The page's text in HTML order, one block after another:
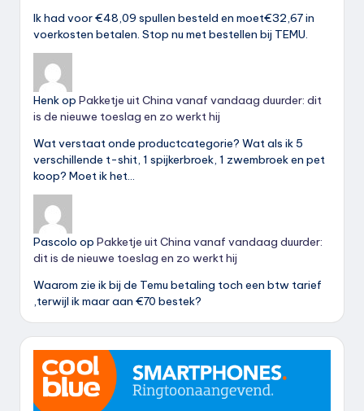
Ik had voor €48,09 spullen besteld en moet€32,67 in
voerkosten betalen. Stop nu met bestellen bij TEMU.
Henkop Pakketje uit China vanaf vandaag duurder: dit
is de nieuwe toeslag en zo werkt hij
Wat verstaat onde productcategorie? Wat als ik 5
verschillende t-shit, 1 spijkerbroek, 1 zwembroek en pet
koop? Moet ik het…
Pascolo op Pakketje uit China vanaf vandaag duurder:
dit is de nieuwe toeslag en zo werkt hij
Waarom zie ik bij de Temu betaling toch een btw tarief
,terwijl ik maar aan €70 bestek?